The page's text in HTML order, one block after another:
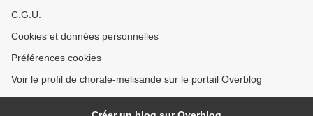
C.G.U.
Cookies et données personnelles
Préférences cookies
Voir le profil de chorale-melisande sur le portail Overblog